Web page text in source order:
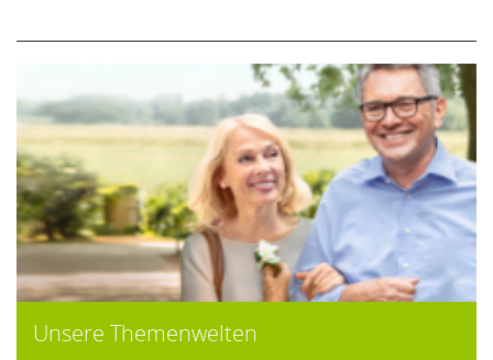
Unsere Themenwelten